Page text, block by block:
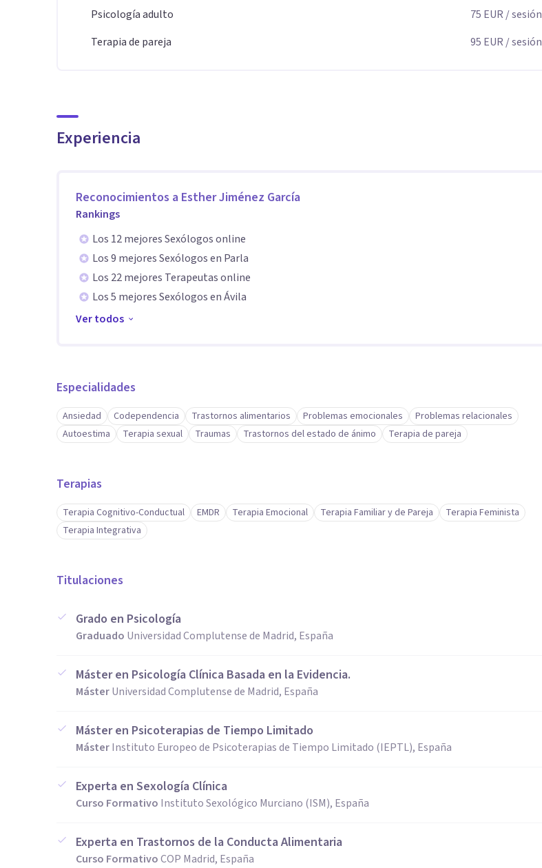
Psicología adulto
75 EUR/ sesión
Terapia de pareja
95 EUR/ sesión
Experiencia
Reconocimientos a Esther Jiménez García
Rankings
Los 12 mejores Sexólogos online
Los 9 mejores Sexólogos en Parla
Los 22 mejores Terapeutas online
Los 5 mejores Sexólogos en Ávila
Ver todos
Especialidades
Ansiedad Codependencia Trastornos alimentarios Problemas emocionales
Problemas relacionales
Autoestima
Terapia sexual Traumas Trastornos del estado de ánimo Terapia de pareja
Terapias
Terapia Cognitivo-Conductual EMDR Terapia Emocional Terapia Familiar y de Pareja
Terapia Feminista
Terapia Integrativa
Titulaciones
Grado en Psicología
Graduado Universidad Complutense de Madrid, España
Máster en Psicología Clínica Basada en la Evidencia.
MásterUniversidad Complutense de Madrid, España
Máster en Psicoterapias de Tiempo Limitado
MásterInstituto Europeo de Psicoterapias de Tiempo Limitado (IEPTL), España
Experta en Sexología Clínica
Curso Formativo Instituto Sexológico Murciano (ISM), España
Experta en Trastornos de la Conducta Alimentaria
Curso FormativoCOP Madrid, España